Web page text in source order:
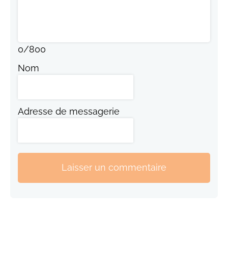
0/800
Nom
Adresse de messagerie
Laisser un commentaire